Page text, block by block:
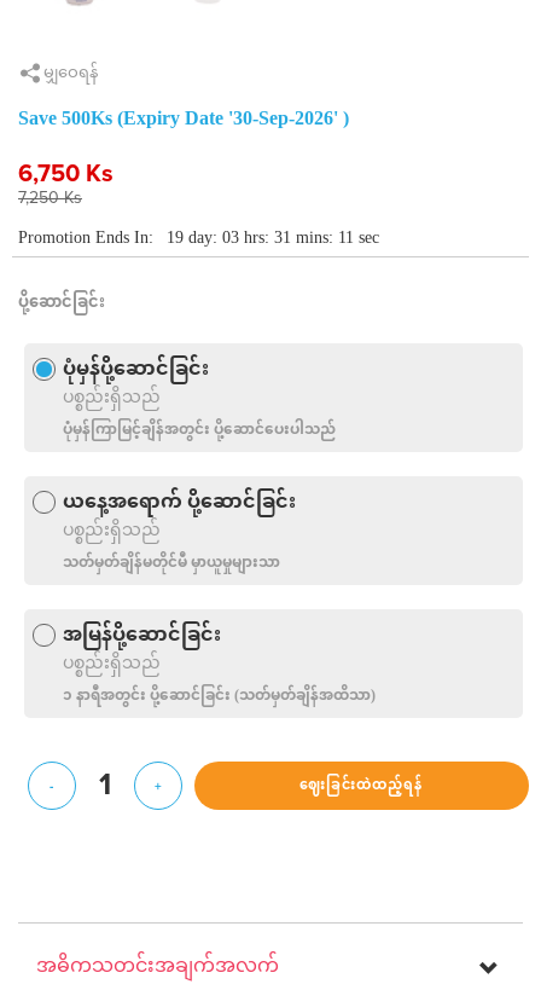
မျှဝေရန်
Save 500Ks (Expiry Date '30-Sep-2026' )
6,750 Ks
7,250 Ks
Promotion Ends In: 19 day: 03 hrs: 31 mins: 11 sec
ပို့ဆောင်ခြင်း
ပုံမှန်ပို့ဆောင်ခြင်း
ပစ္စည်းရှိသည်
ပုံမှန်ကြာမြင့်ချိန်အတွင်း ပို့ဆောင်ပေးပါသည်
ယနေ့အရောက် ပို့ဆောင်ခြင်း
ပစ္စည်းရှိသည်
သတ်မှတ်ချိန်မတိုင်မီ မှာယူမှုများသာ
အမြန်ပို့ဆောင်ခြင်း
ပစ္စည်းရှိသည်
၁ နာရီအတွင်း ပို့‌ဆောင်ခြင်း (သတ်မှတ်ချိန်အထိသာ)
- 1 + ဈေးခြင်းထဲထည့်ရန်
အဓိကသတင်းအချက်အလက်